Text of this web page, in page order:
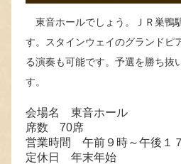
東音ホールでしょう。ＪＲ巣鴨
す。スタインウェイのグランドピ
る演奏も可能です。予選を勝ち抜
す。
会場名 東音ホール
席数 70席
営業時間 午前９時～午後１
定休日 年末年始